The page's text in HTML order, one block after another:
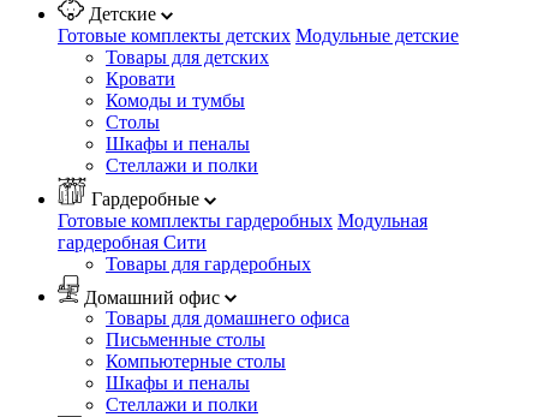
Детские
Готовые комплекты детских Модульные детские
Товары для детских
Кровати
Комоды и тумбы
Столы
Шкафы и пеналы
Стеллажи и полки
Гардеробные
Готовые комплекты гардеробных Модульная
гардеробная Сити
Товары для гардеробных
Домашний офис
Товары для домашнего офиса
Письменные столы
Компьютерные столы
Шкафы и пеналы
Стеллажи и полки